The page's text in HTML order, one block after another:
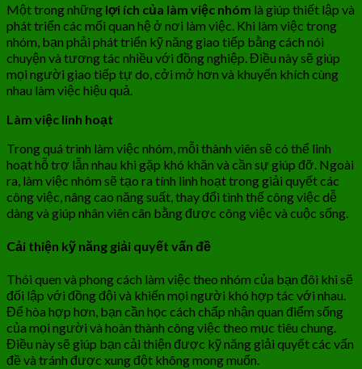
Một trong những lợi ích của làm việc nhóm là giúp thiết lập và
phát triển các mối quan hệ ở nơi làm việc. Khi làm việc trong
nhóm, bạn phải phát triển kỹ năng giao tiếp bằng cách nói
chuyện và tương tác nhiều với đồng nghiệp. Điều này sẽ giúp
mọi người giao tiếp tự do, cởi mở hơn và khuyến khích cùng
nhau làm việc hiệu quả.
Làm việc linh hoạt
Trong quá trình làm việc nhóm, mỗi thành viên sẽ có thể linh
hoạt hỗ trợ lẫn nhau khi gặp khó khăn và cần sự giúp đỡ. Ngoài
ra, làm việc nhóm sẽ tạo ra tính linh hoạt trong giải quyết các
công việc, nâng cao năng suất, thay đổi tình thế công việc dễ
dàng và giúp nhân viên cân bằng được công việc và cuộc sống.
Cải thiện kỹ năng giải quyết vấn đề
Thói quen và phong cách làm việc theo nhóm của bạn đôi khi sẽ
đối lập với đồng đội và khiến mọi người khó hợp tác với nhau.
Để hòa hợp hơn, bạn cần học cách chấp nhận quan điểm sống
của mọi người và hoàn thành công việc theo mục tiêu chung.
Điều này sẽ giúp bạn cải thiện được kỹ năng giải quyết các vấn
đề và tránh được xung đột không mong muốn.